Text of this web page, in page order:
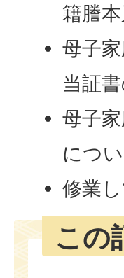
籍謄
母子
当証
母子
につ
修業
この